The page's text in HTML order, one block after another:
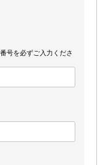
号を必ずご入力くださ